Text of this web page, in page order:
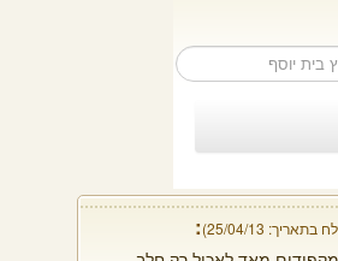
25/04/13)
: